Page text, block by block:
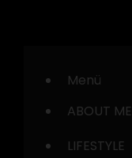
Menü
ABOUT ME
LIFESTYLE